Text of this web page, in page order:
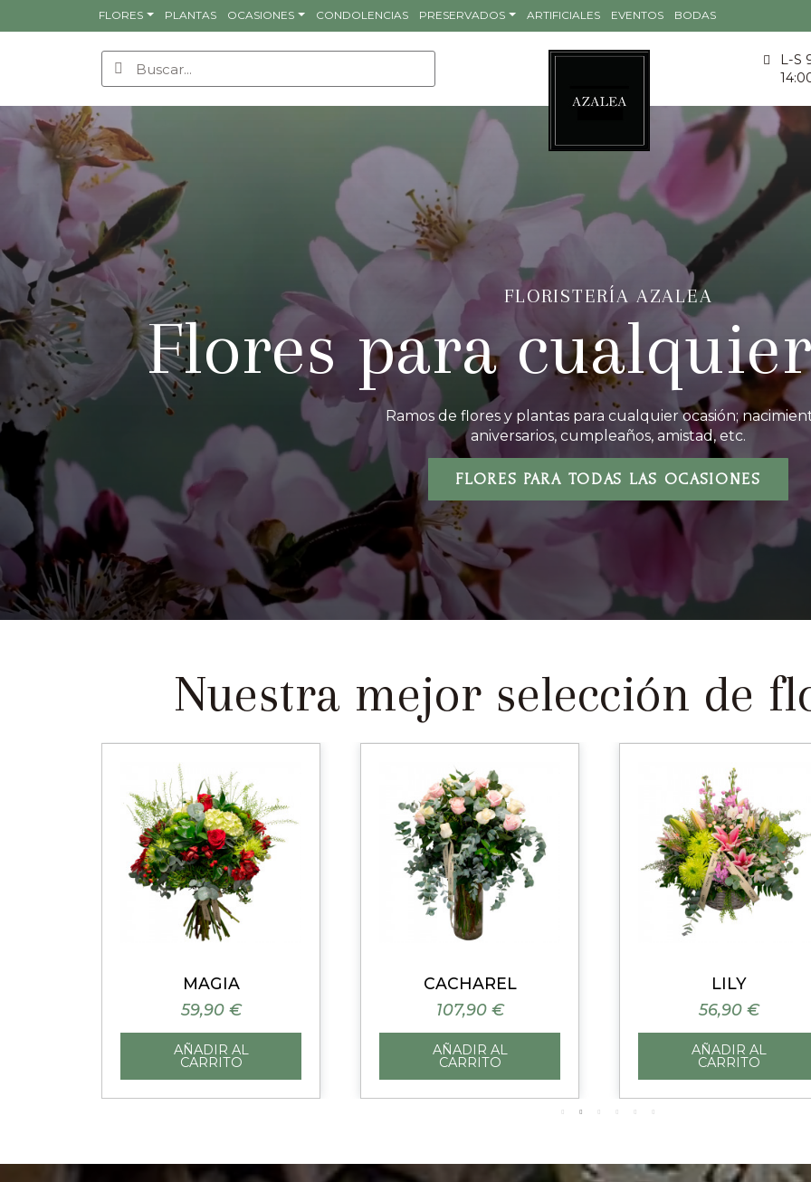
FLORES PLANTAS OCASIONES CONDOLENCIAS PRESERVADOS ARTIFICIALES EVENTOS BODAS
L-S
FLORISTERÍA AZALEA
Flores para
Ramos de flores y plantas para cualquier ocasión;
aniversarios, cumpleaños, amistad, etc.
FLORES PARA TODAS LAS OCASIONES
Nuestra mejor selección de
MAGIA
59,90 €
AÑADIR AL
CARRITO
CACHAREL
107,90 €
AÑADIR AL
CARRITO
LILY
56,90 €
AÑADIR AL
CARRITO